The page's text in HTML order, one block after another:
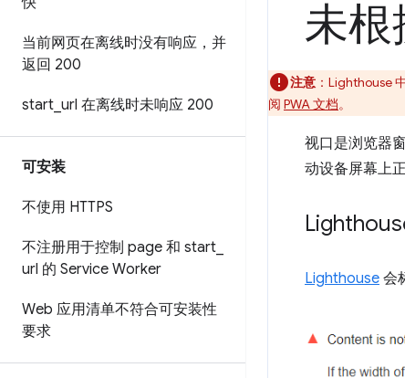
当前网页在离线时没有响应，并
返回 200
start url 在离线时未响应 200
可安装
不使用 HTTPS
不注册用于控制 page 和 start
url 的 Service Worker
Web 应用清单不符合可安装性
要求
未
注意 ：Lighthouse
阅 PWA 文档。
视口是浏览器
动设备屏幕上
Lighthouse 会